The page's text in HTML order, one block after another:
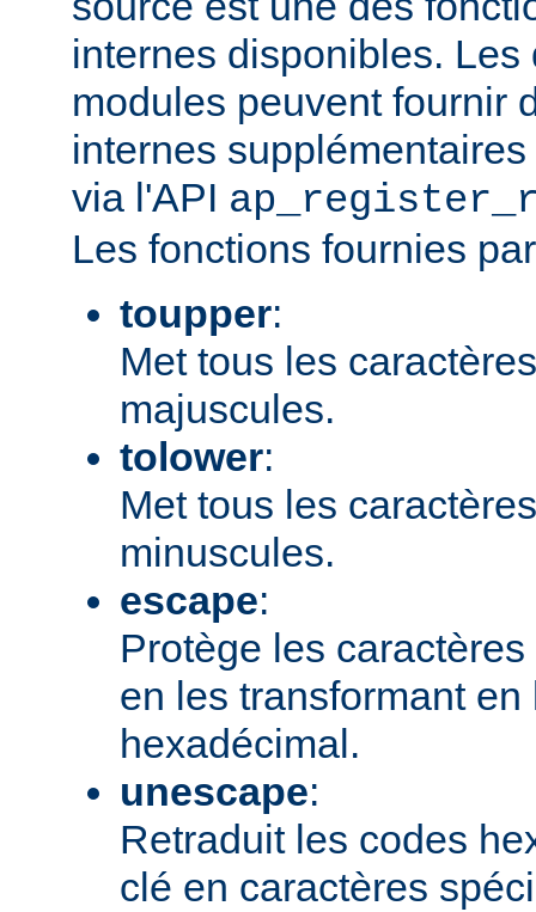
internes disponibles.
modules peuvent fournir
internes
via l'API
Les fonctions fournies
toupper:
Met tous les
majuscules.
tolower:
Met tous les
minuscules.
escape:
Protège les
en les transformant en
hexadécimal.
unescape:
Retraduit les codes
clé en caractères